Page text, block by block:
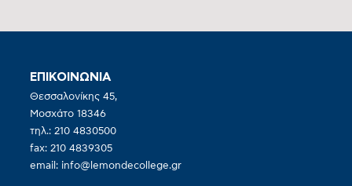
ΕΠΙΚΟΙΝΩΝΙΑ
Θεσσαλονίκης 45,
Μοσχάτο 18346
τηλ.: 210 4830500
fax: 210 4839305
email: info@lemondecollege.gr